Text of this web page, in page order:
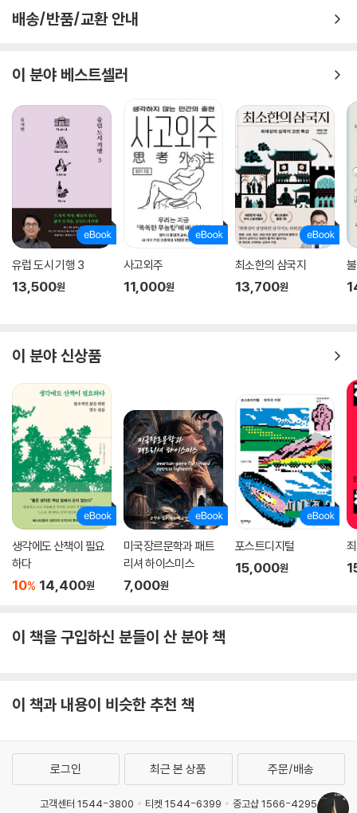
배송/반품/교환 안내
이 분야 베스트셀러
유럽 도시 기행 3
13,500원
사고외주
11,000원
최소한의 삼국지
13,700원
이 분야 신상품
생각에도 산책이 필요
하다
10% 14,400원
미국장르문학과 패트
리셔 하이스미스
7,000원
포스트디지털
15,000원
이 책을 구입하신 분들이 산 분야 책
이 책과 내용이 비슷한 추천 책
로그인 최근 본 상품 주문/배송
고객센터 1544-3800 티켓 1544-6399 중고샵 1566-4295